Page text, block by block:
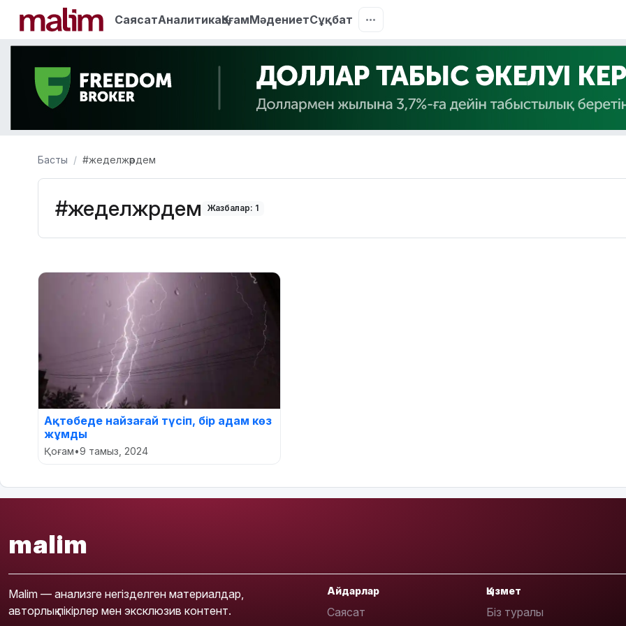
СаясатАналитикаҚоғамМәдениетСұқбат
Басты #жеделжәрдем
#жеделжәрдем Жазбалар: 1
Ақтөбеде найзағай түсіп, бір адам көз
жұмды
Қоғам•9 тамыз, 2024
malim
Malim — анализге негізделген материалдар,
авторлық пікірлер мен эксклюзив контент.
Айдарлар
Саясат
Қызмет
Біз туралы